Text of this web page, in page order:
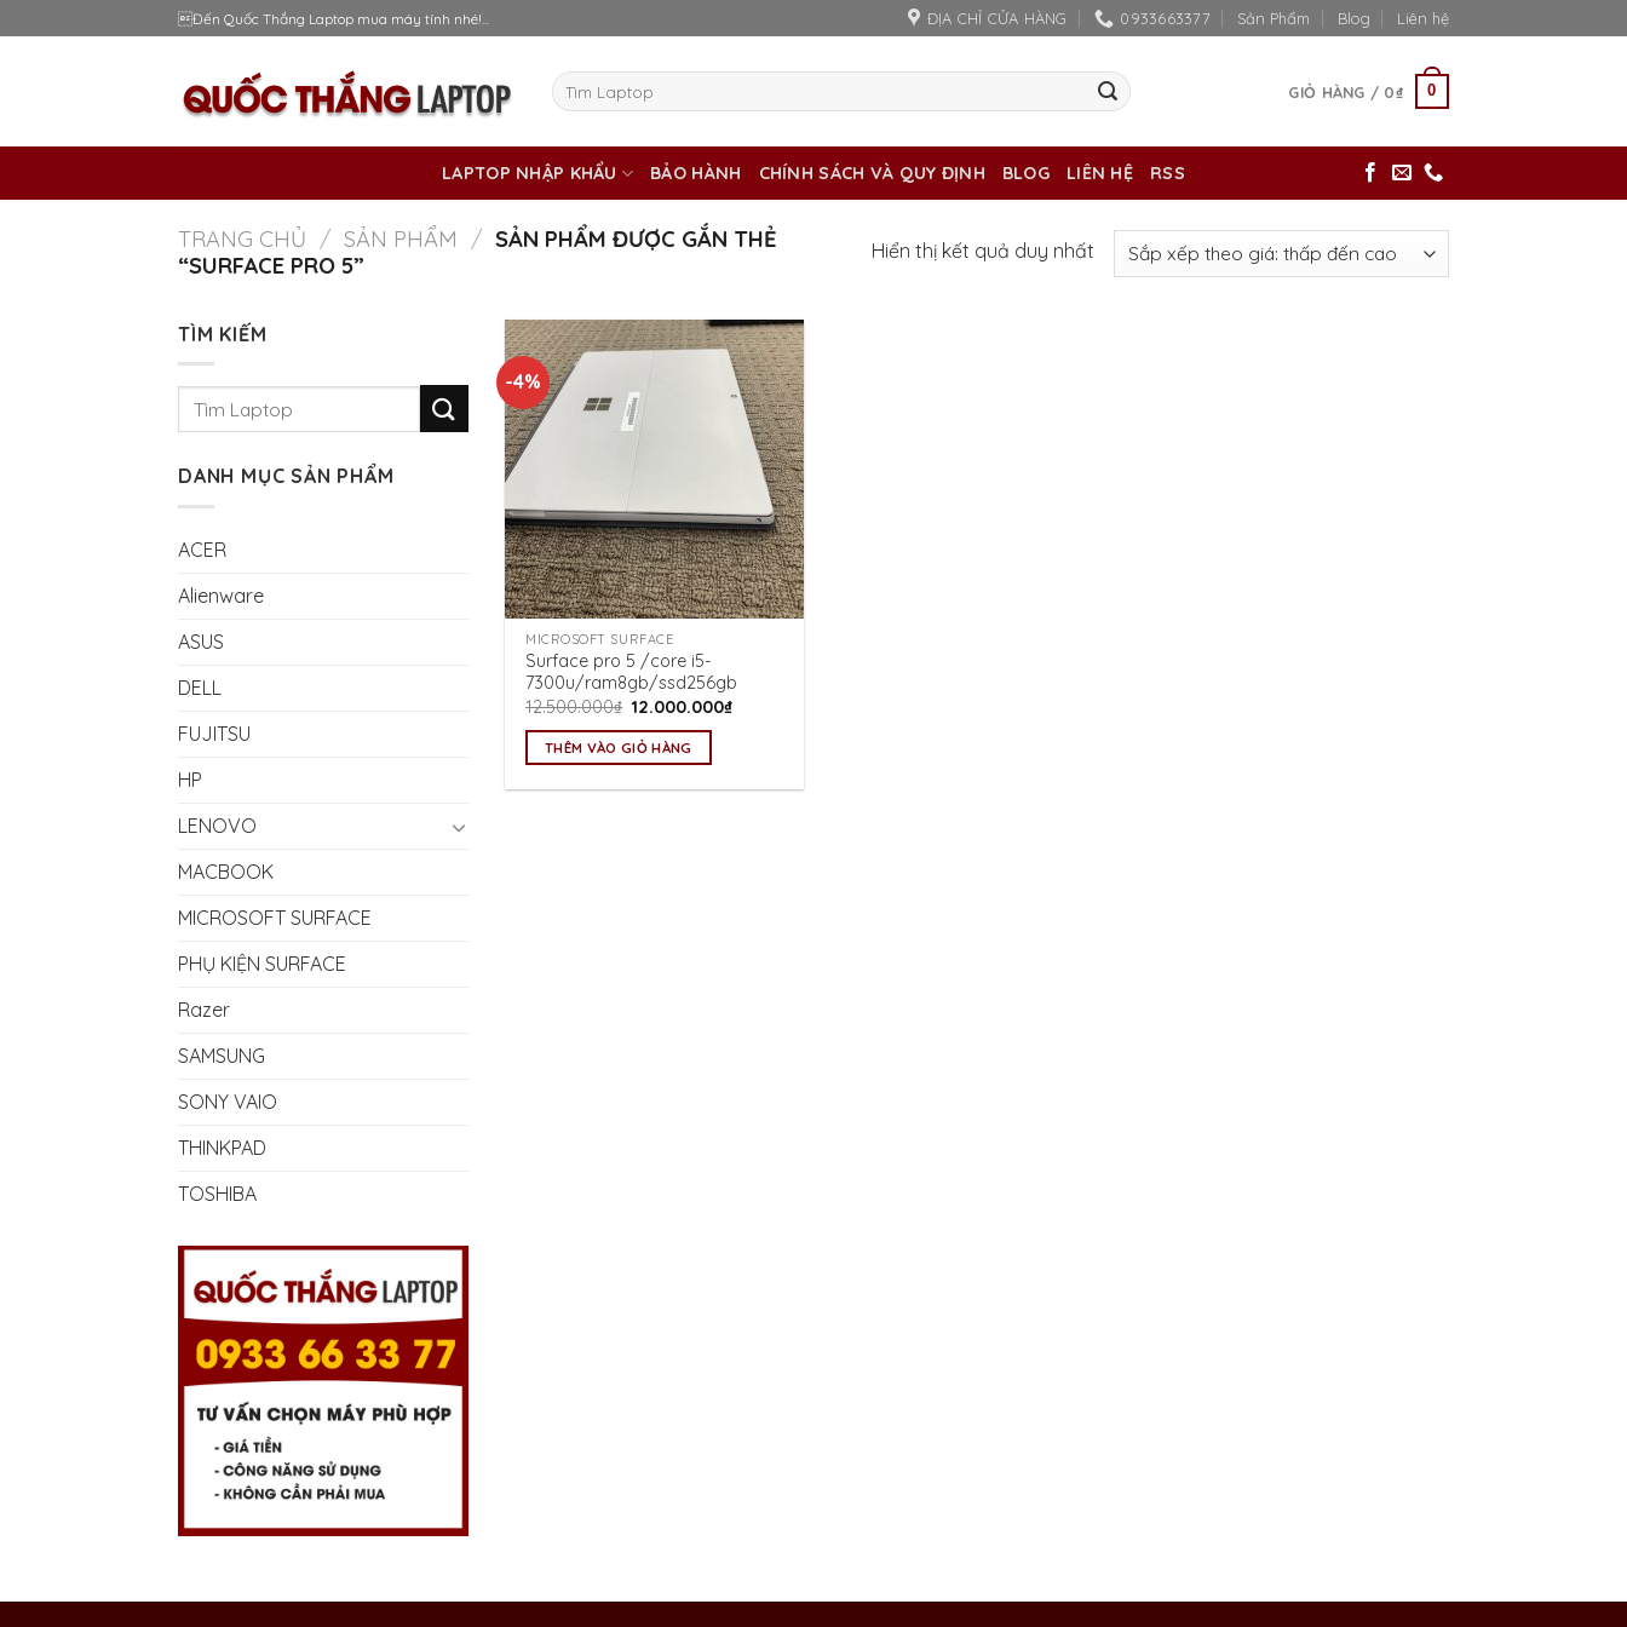
to
Đến Quốc Thắng Laptop mua máy tính nhé!... ĐỊA CHỈ CỬA HÀNG 0933663377 Sản Phẩm Blog Liên hệ
Tìm
kiếm:
GIỎ HÀNG / 0₫ 0
LAPTOP NHẬP KHẨU BẢO HÀNH CHÍNH SÁCH VÀ QUY ĐỊNH BLOG LIÊN HỆ RSS
TRANG CHỦ / SẢN PHẨM / SẢN PHẨM ĐƯỢC GẮN THẺ
“SURFACE PRO 5”
Hiển thị kết quả duy nhất
TÌM KIẾM
DANH MỤC SẢN PHẨM
ACER
Alienware
ASUS
DELL
FUJITSU
HP
LENOVO
MACBOOK
MICROSOFT SURFACE
PHỤ KIỆN SURFACE
Razer
SAMSUNG
SONY VAIO
THINKPAD
TOSHIBA
-4%
MICROSOFT SURFACE
Surface pro 5 /core i5-
7300u/ram8gb/ssd256gb
12.500.000₫ Giá
là:
12.500.000₫.
12.000.000₫Giá
THÊM VÀO GIỎ HÀNG